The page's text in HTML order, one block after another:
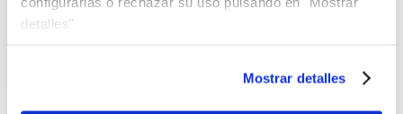
detalles"
Mostrar detalles
¿Qué es el certificado BREEAM y